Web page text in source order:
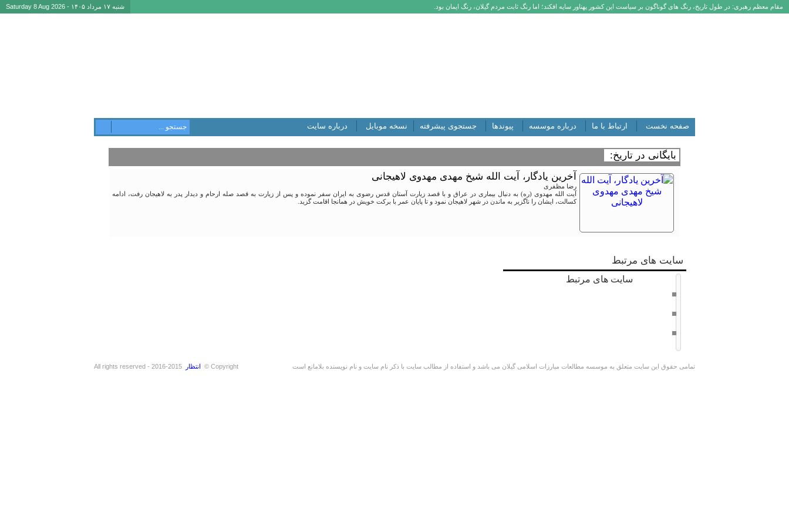
مقام معظم رهبری: در طول تاریخ، رنگ های گوناگون بر سیاست این کشور پهناور سایه افکند؛ اما رنگ ثابت مردم گیلان، رنگ ایمان بود. شنبه ۱۷ مرداد ۱۴۰۵ - Saturday 8 Aug 2026
صفحه نخست ارتباط با ما درباره موسسه پیوندها جستجوی پیشرفته نسخه موبایل درباره سایت
بایگانی در تاریخ:
آخرین یادگار، آیت الله شیخ مهدی مهدوی لاهیجانی
رضا مظفری
آیت الله مهدوی (ره) به دنبال بیماری در عراق و با قصد زیارت آستان قدس رضوی به ایران سفر نموده و پس از زیارت به قصد صله ارحام و دیدار پدر به لاهیجان رفت، ادامه
کسالت، ایشان را ناگزیر به ماندن در شهر لاهیجان نمود و تا پایان عمر با برکت خویش در همانجا اقامت گزید.
سایت های مرتبط
سایت های مرتبط
تمامی حقوق این سایت متعلق به موسسه مطالعات مبارزات اسلامی گیلان می باشد و استفاده از مطالب سایت با ذکر نام سایت و نام نویسنده بلامانع است Copyright © انتظار